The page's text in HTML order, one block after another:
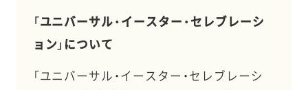
「ユニバーサル・イースター・セレブレーシ
ョン」について
「ユニバーサル・イースター・セレブレーシ